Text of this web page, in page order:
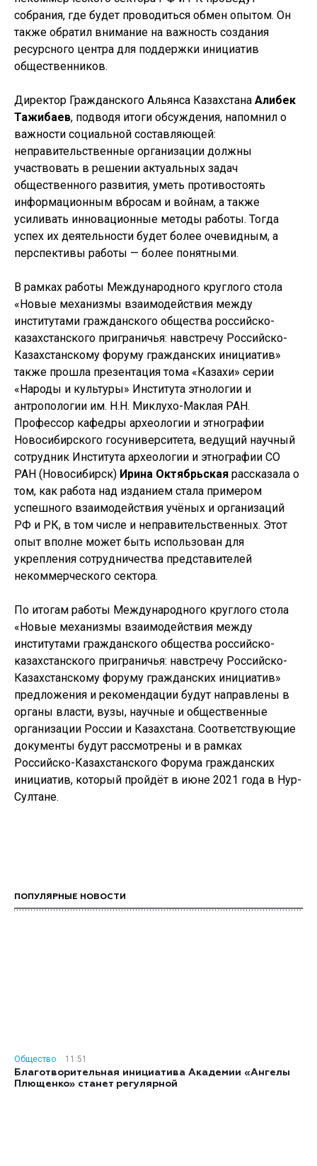
собрания, где будет проводиться обмен опытом. Он
также обратил внимание на важность создания
ресурсного центра для поддержки инициатив
общественников.
Директор Гражданского Альянса Казахстана Алибек
Тажибаев, подводя итоги обсуждения, напомнил о
важности социальной составляющей:
неправительственные организации должны
участвовать в решении актуальных задач
общественного развития, уметь противостоять
информационным вбросам и войнам, а также
усиливать инновационные методы работы. Тогда
успех их деятельности будет более очевидным, а
перспективы работы — более понятными.
В рамках работы Международного круглого стола
«Новые механизмы взаимодействия между
институтами гражданского общества российско-
казахстанского приграничья: навстречу Российско-
Казахстанскому форуму гражданских инициатив»
также прошла презентация тома «Казахи» серии
«Народы и культуры» Института этнологии и
антропологии им. Н.Н. Миклухо-Маклая РАН.
Профессор кафедры археологии и этнографии
Новосибирского госуниверситета, ведущий научный
сотрудник Института археологии и этнографии СО
РАН (Новосибирск) Ирина Октябрьская рассказала о
том, как работа над изданием стала примером
успешного взаимодействия учёных и организаций
РФ и РК, в том числе и неправительственных. Этот
опыт вполне может быть использован для
укрепления сотрудничества представителей
некоммерческого сектора.
По итогам работы Международного круглого стола
«Новые механизмы взаимодействия между
институтами гражданского общества российско-
казахстанского приграничья: навстречу Российско-
Казахстанскому форуму гражданских инициатив»
предложения и рекомендации будут направлены в
органы власти, вузы, научные и общественные
организации России и Казахстана. Соответствующие
документы будут рассмотрены и в рамках
Российско-Казахстанского Форума гражданских
инициатив, который пройдёт в июне 2021 года в Нур-
Султане.
ПОПУЛЯРНЫЕ НОВОСТИ
Общество
11:51
Благотворительная инициатива Академии «Ангелы
Плющенко» станет регулярной